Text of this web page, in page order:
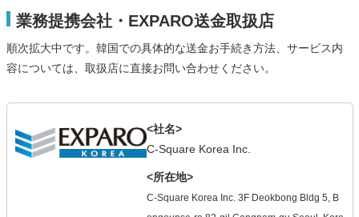
業務提携会社・EXPARO送金取扱店
順次拡大中です。韓国での具体的な送金お手続き方法、サービス内
容については、取扱店に直接お問い合わせください。
<社名>
C-Square Korea Inc.
<所在地>
C-Square Korea Inc. 3F Deokbong Bldg 5, B